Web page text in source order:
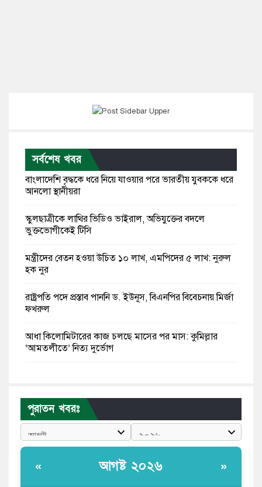
সর্বশেষ খবর
বাংলাদেশি বৃদ্ধকে ধরে নিয়ে যাওয়ার পরে ভারতীয় যুবককে ধরে
আনলো স্থানীয়রা
স্কুলছাত্রীকে লাথির ভিডিও ভাইরাল, অভিযুক্তের বদলে
ভুক্তভোগীকেই টিসি
মন্ত্রীদের বেতন হওয়া উচিত ১০ লাখ, এমপিদের ৫ লাখ: নুরুল
হক নুর
রাষ্ট্রপতি পদে প্রস্তাব পাননি ড. ইউনূস, বিএনপির বিবেচনায় মির্জা
ফখরুল
আধা কিলোমিটারের কাজ চলছে মাসের পর মাস: কুমিল্লার
‘আমতলীতে’ নিত্য দুর্ভোগ
পুলিশকে পিটিয়ে রক্তাক্ত করেছি এ দৃশ্য কি আপনারা দেখেননি:
এনসিপি নেতা
পুরাতন খবরঃ
« আগষ্ট ২০২৬ »